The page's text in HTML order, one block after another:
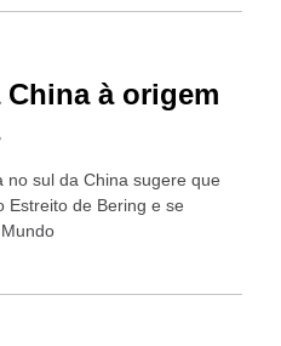
à origem
sul da China sugere que
Estreito de Bering e se